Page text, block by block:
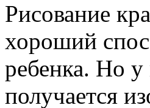
Рисование
хороший
ребенка. Но у
получается